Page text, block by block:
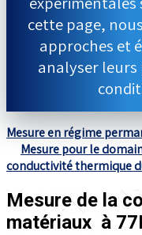
cette page,
approches et
analyser
Mesure en régime
Mesure pour le
conductivité thermique
Mesure de la
matériaux à